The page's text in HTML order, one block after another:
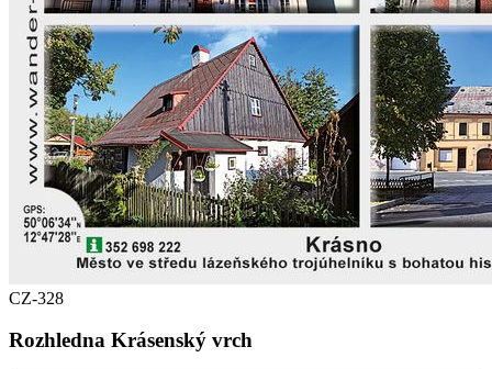
CZ-328
Rozhledna Krásenský vrch